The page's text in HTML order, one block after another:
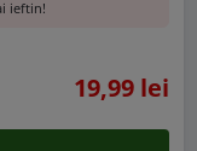
ieftin!
19,99 lei